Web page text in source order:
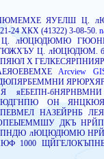
ЯУЕЛШ Ц.
ХКХ (41322) 3-08-50.
Ц. лЮЦЮДЮМЮ
Ц. лЮЦЮДЮМ.
Х
Arcview
МЮДГНПЮ ОН
НАЗЕЙРНБ
ДКЪ
лЮЦЮДЮМЮ
1000